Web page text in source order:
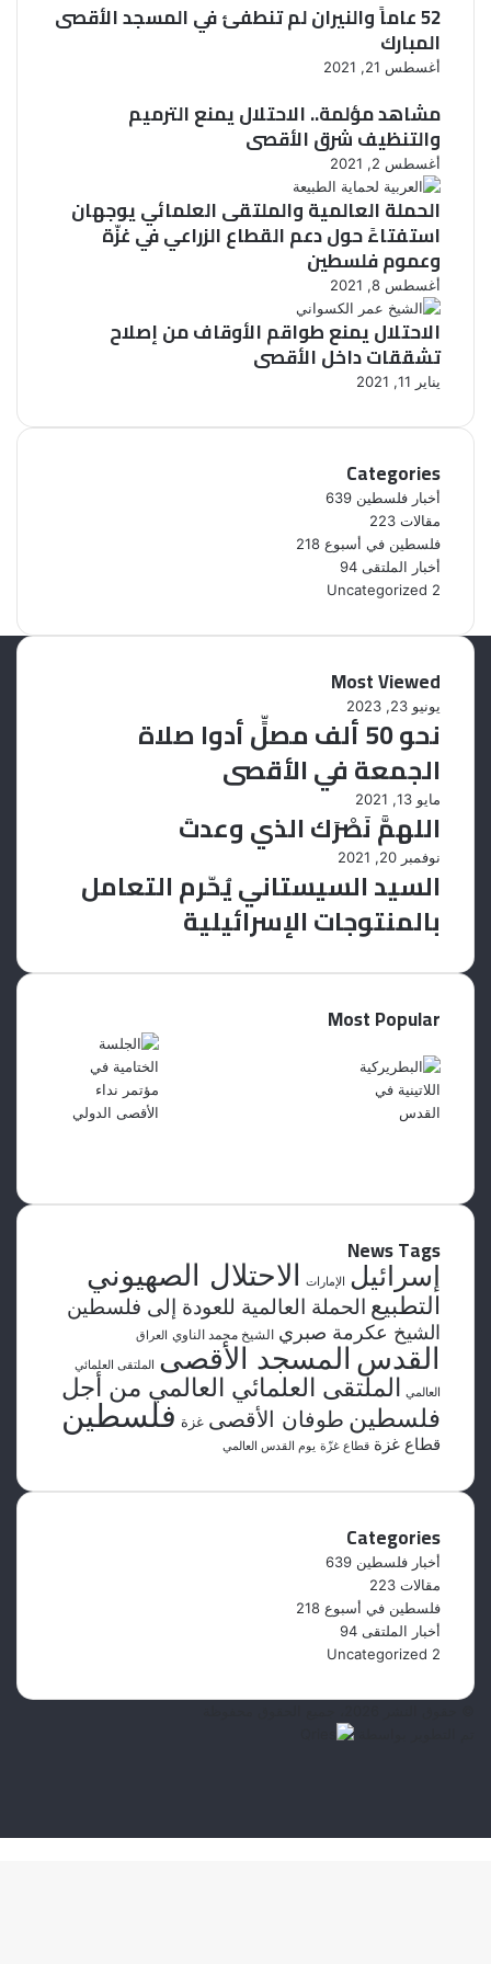
م
ر
ف
ي
ف
ل
س
ط
ي
ن
ي
ت
ح
ش
ع
ا
ر
“
ر
ح
ا
ب
ن
و
س
تُ
س
ل
ن
ع
ن
ا
ل
أ
ق
ص
ر
ى
“
ل
خ
ر
ا
ب
”
ي
52 عاماً والنيران لم تنطفئ في المسجد الأقصى
المبارك
أغسطس 21, 2021
مشاهد مؤلمة.. الاحتلال يمنع الترميم
والتنظيف شرق الأقصى
أغسطس 2, 2021
الحملة العالمية والملتقى العلمائي يوجهان
استفتاءً حول دعم القطاع الزراعي في غزّة
وعموم فلسطين
أغسطس 8, 2021
الاحتلال يمنع طواقم الأوقاف من إصلاح
تشققات داخل الأقصى
يناير 11, 2021
Categories
أخبار فلسطين 639
مقالات 223
فلسطين في أسبوع 218
أخبار الملتقى 94
Uncategorized 2
Most Viewed
يونيو 23, 2023
نحو 50 ألف مصلٍّ أدوا صلاة
الجمعة في الأقصى
مايو 13, 2021
اللهمَّ نَصْرَك الذي وعدتَ
نوفمبر 20, 2021
السيد السيستاني يُحّرم التعامل
بالمنتوجات الإسرائيلية
Most Popular
News Tags
إسرائيل الإمارات الاحتلال الصهيوني
التطبيع الحملة العالمية للعودة إلى فلسطين
الشيخ عكرمة صبري الشيخ محمد الناوي العراق
القدس المسجد الأقصى الملتقى العلمائي
العالمي الملتقى العلمائي العالمي من أجل
فلسطين طوفان الأقصى غزة فلسطين
قطاع غزة قطاع غزّة يوم القدس العالمي
Categories
أخبار فلسطين 639
مقالات 223
فلسطين في أسبوع 218
أخبار الملتقى 94
Uncategorized 2